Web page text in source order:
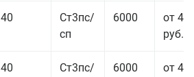
40
Ст3пс/
сп
6000
от 43
руб.
40
Ст3пс/
6000
от 43